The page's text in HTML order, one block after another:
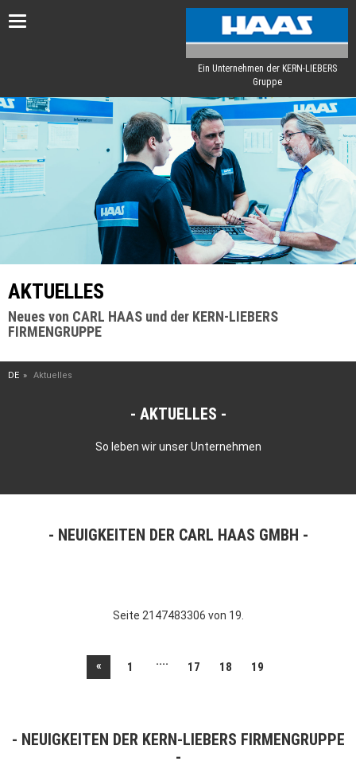
Toggle
Ein Unternehmen der KERN-LIEBERS
Gruppe
AKTUELLES
Neues von CARL HAAS und der KERN-LIEBERS
FIRMENGRUPPE
DE Aktuelles
AKTUELLES
So leben wir unser Unternehmen
NEUIGKEITEN DER CARL HAAS GMBH
Seite 2147483306 von 19.
« 1 .... 17 18 19
NEUIGKEITEN DER KERN-LIEBERS FIRMENGRUPPE